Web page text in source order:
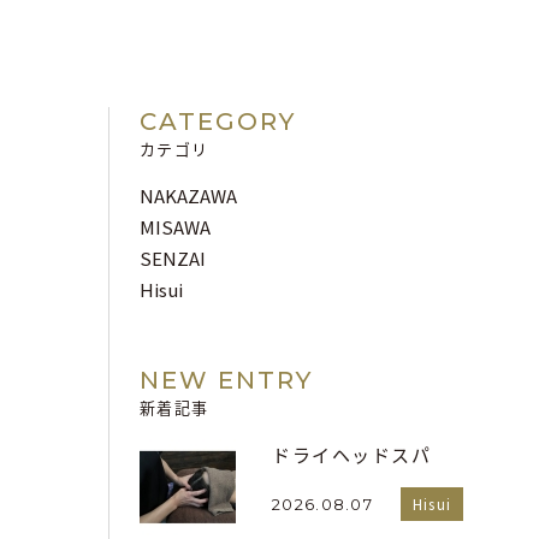
CATEGORY
カテゴリ
NAKAZAWA
MISAWA
SENZAI
Hisui
NEW ENTRY
新着記事
ドライヘッドスパ
2026.08.07 Hisui